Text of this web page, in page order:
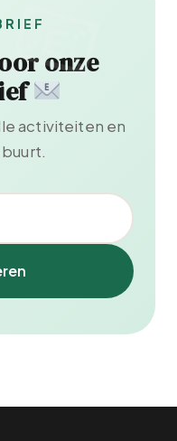
onze
activiteiten en